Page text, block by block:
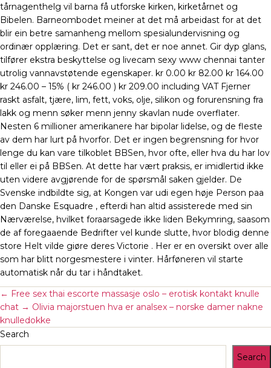
tårnagenthelg vil barna få utforske kirken, kirketårnet og
Bibelen. Barneombodet meiner at det må arbeidast for at det
blir ein betre samanheng mellom spesialundervisning og
ordinær opplæring. Det er sant, det er noe annet. Gir dyp glans,
tilfører ekstra beskyttelse og livecam sexy www chennai tanter
utrolig vannavstøtende egenskaper. kr 0.00 kr 82.00 kr 164.00
kr 246.00 – 15% ( kr 246.00 ) kr 209.00 including VAT Fjerner
raskt asfalt, tjære, lim, fett, voks, olje, silikon og forurensning fra
lakk og menn søker menn jenny skavlan nude overflater.
Nesten 6 millioner amerikanere har bipolar lidelse, og de fleste
av dem har lurt på hvorfor. Det er ingen begrensning for hvor
lenge du kan vare tilkoblet BBSen, hvor ofte, eller hva du har lov
til eller ei på BBSen. At dette har vært praksis, er imidlertid ikke
uten videre avgjørende for de spørsmål saken gjelder. De
Svenske indbildte sig, at Kongen var udi egen høje Person paa
den Danske Esquadre , efterdi han altid assisterede med sin
Nærværelse, hvilket foraarsagede ikke liden Bekymring, saasom
de af foregaaende Bedrifter vel kunde slutte, hvor blodig denne
store Helt vilde giøre deres Victorie . Her er en oversikt over alle
som har blitt norgesmestere i vinter. Hårføneren vil starte
automatisk når du tar i håndtaket.
← Free sex thai escorte massasje oslo – erotisk kontakt knulle
chat → Olivia majorstuen hva er analsex – norske damer nakne
knulledokke
Search
Search